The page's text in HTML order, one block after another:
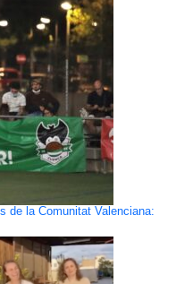
de la Comunitat Valenciana: